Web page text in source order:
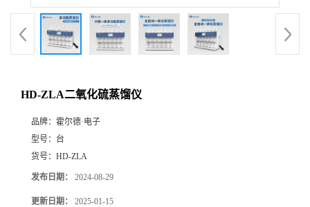
HD-ZLA二氧化硫蒸馏仪
品牌： 霍尔德·电子
型号： 台
货号： HD-ZLA
发布日期： 2024-08-29
更新日期： 2025-01-15